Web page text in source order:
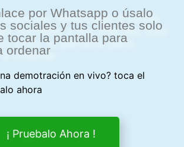
por Whatsapp o úsalo
sociales y tus clientes solo
tocar la pantalla para
ordenar
demotración en vivo? toca el
ahora
¡ Pruebalo Ahora !